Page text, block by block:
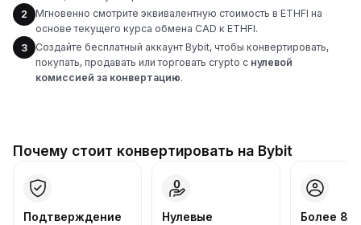
2
Мгновенно смотрите эквивалентную стоимость в ETHFI на
основе текущего курса обмена CAD к ETHFI.
3
Создайте бесплатный аккаунт Bybit, чтобы конвертировать,
покупать, продавать или торговать crypto с нулевой
комиссией за конвертацию.
Почему стоит конвертировать на Bybit
Подтверждение
Нулевые
Более 86